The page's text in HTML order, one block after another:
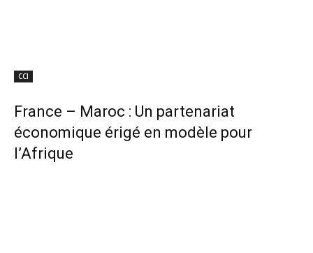
CCI
France – Maroc : Un partenariat
économique érigé en modèle pour
l’Afrique